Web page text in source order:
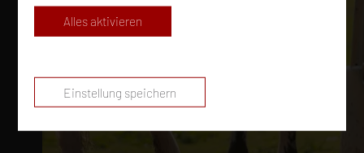
Alles aktivieren
Einstellung speichern